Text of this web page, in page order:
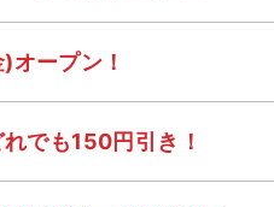
ープン！
でも150円引き！